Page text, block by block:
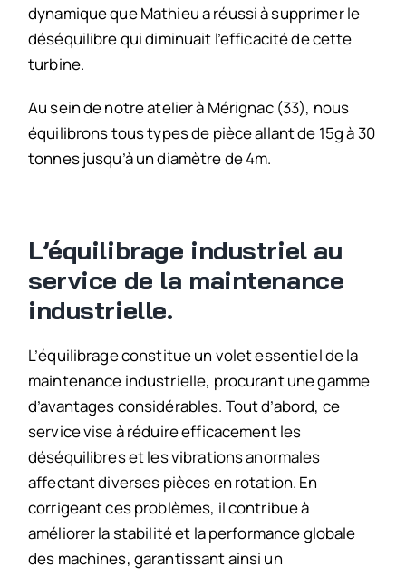
dynamique que Mathieu a réussi à supprimer le
déséquilibre qui diminuait l’efficacité de cette
turbine.
Au sein de notre atelier à Mérignac (33), nous
équilibrons tous types de pièce allant de 15g à 30
tonnes jusqu’à un diamètre de 4m.
L’équilibrage industriel au
service de la maintenance
industrielle.
L’équilibrage constitue un volet essentiel de la
maintenance industrielle, procurant une gamme
d’avantages considérables. Tout d’abord, ce
service vise à réduire efficacement les
déséquilibres et les vibrations anormales
affectant diverses pièces en rotation. En
corrigeant ces problèmes, il contribue à
améliorer la stabilité et la performance globale
des machines, garantissant ainsi un